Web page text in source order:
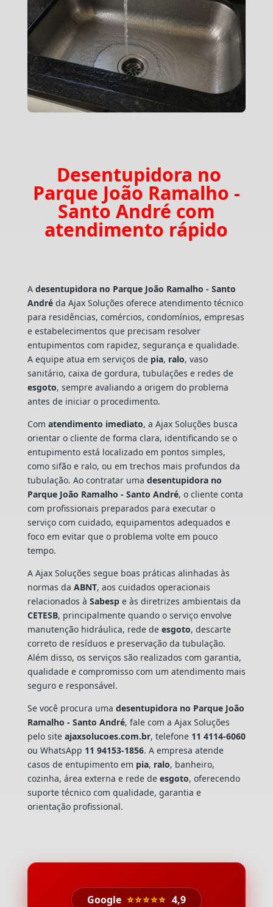
Desentupidora no
Parque João Ramalho -
Santo André com
atendimento rápido
A desentupidora no Parque João Ramalho - Santo
Andréda Ajax Soluções oferece atendimento técnico
para residências, comércios, condomínios, empresas
e estabelecimentos que precisam resolver
entupimentos com rapidez, segurança e qualidade.
A equipe atua em serviços de pia, ralo, vaso
sanitário, caixa de gordura, tubulações e redes de
esgoto, sempre avaliando a origem do problema
antes de iniciar o procedimento.
Com atendimento imediato, a Ajax Soluções busca
orientar o cliente de forma clara, identificando se o
entupimento está localizado em pontos simples,
como sifão e ralo, ou em trechos mais profundos da
tubulação. Ao contratar uma desentupidora no
Parque João Ramalho - Santo André, o cliente conta
com profissionais preparados para executar o
serviço com cuidado, equipamentos adequados e
foco em evitar que o problema volte em pouco
tempo.
A Ajax Soluções segue boas práticas alinhadas às
normas da ABNT, aos cuidados operacionais
relacionados à Sabespe às diretrizes ambientais da
CETESB, principalmente quando o serviço envolve
manutenção hidráulica, rede de esgoto, descarte
correto de resíduos e preservação da tubulação.
Além disso, os serviços são realizados com garantia,
qualidade e compromisso com um atendimento mais
seguro e responsável.
Se você procura uma desentupidora no Parque João
Ramalho - Santo André, fale com a Ajax Soluções
pelo site ajaxsolucoes.com.br, telefone 11 4114-6060
ou WhatsApp 11 94153-1856. A empresa atende
casos de entupimento em pia, ralo, banheiro,
cozinha, área externa e rede de esgoto, oferecendo
suporte técnico com qualidade, garantia e
orientação profissional.
Google ⭐⭐⭐⭐⭐ 4,9